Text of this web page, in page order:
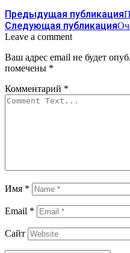
Предыдущая публикация
Следующая публикация
Leave a comment
Ваш адрес email не будет
помечены *
Комментарий *
Имя *
Email *
Сайт